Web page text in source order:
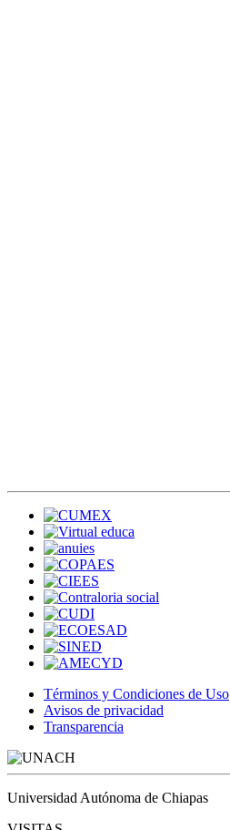
Términos y Condiciones de Uso
Avisos de privacidad
Transparencia
Universidad Autónoma de Chiapas